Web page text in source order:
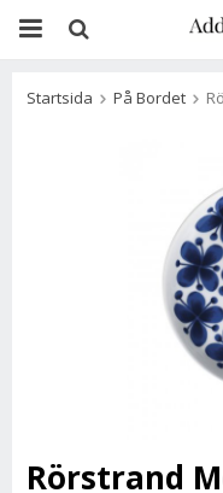
Startsida På Bordet
Rörstrand